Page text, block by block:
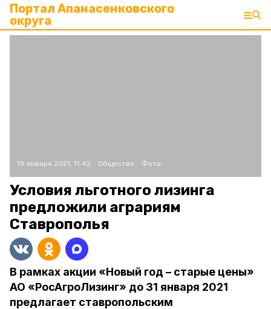
Портал Апанасенковского
округа
19 января 2021, 11:42 Общество Фото:
Условия льготного лизинга
предложили аграриям
Ставрополья
В рамках акции «Новый год – старые цены»
АО «РосАгроЛизинг» до 31 января 2021
предлагает ставропольским